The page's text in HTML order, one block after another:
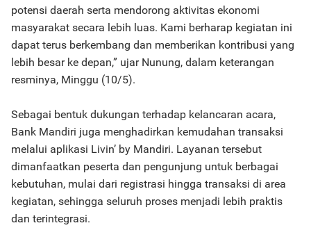
potensi daerah serta mendorong aktivitas ekonomi
masyarakat secara lebih luas. Kami berharap kegiatan ini
dapat terus berkembang dan memberikan kontribusi yang
lebih besar ke depan,” ujar Nunung, dalam keterangan
resminya, Minggu (10/5).
Sebagai bentuk dukungan terhadap kelancaran acara,
Bank Mandiri juga menghadirkan kemudahan transaksi
melalui aplikasi Livin’ by Mandiri. Layanan tersebut
dimanfaatkan peserta dan pengunjung untuk berbagai
kebutuhan, mulai dari registrasi hingga transaksi di area
kegiatan, sehingga seluruh proses menjadi lebih praktis
dan terintegrasi.